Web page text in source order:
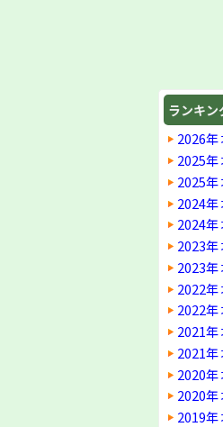
ランキン
2026年
2025年
2025年
2024年
2024年
2023年
2023年
2022年
2022年
2021年
2021年
2020年
2020年
2019年